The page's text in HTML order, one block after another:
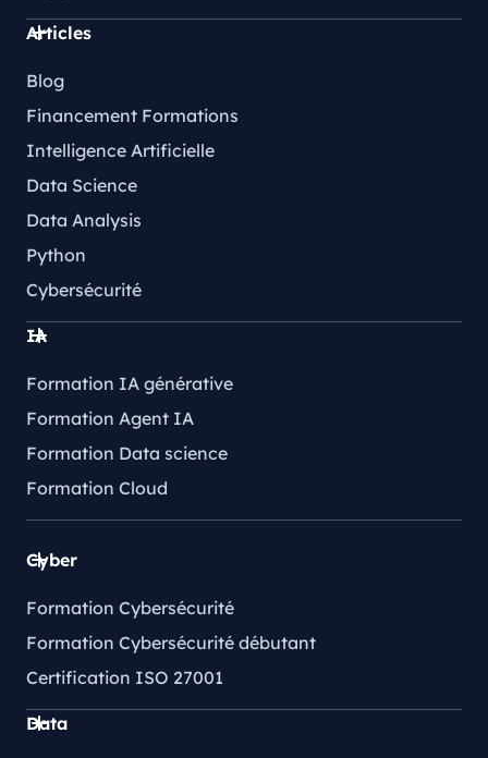
Articles
Blog
Financement Formations
Intelligence Artificielle
Data Science
Data Analysis
Python
Cybersécurité
IA
Formation IA générative
Formation Agent IA
Formation Data science
Formation Cloud
Cyber
Formation Cybersécurité
Formation Cybersécurité débutant
Certification ISO 27001
Data